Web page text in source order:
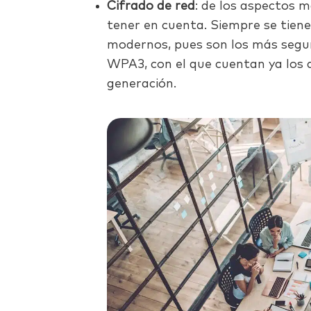
Cifrado de red : de los aspectos
tener en cuenta. Siempre se
modernos, pues son los más
WPA3, con el que cuentan ya
generación.